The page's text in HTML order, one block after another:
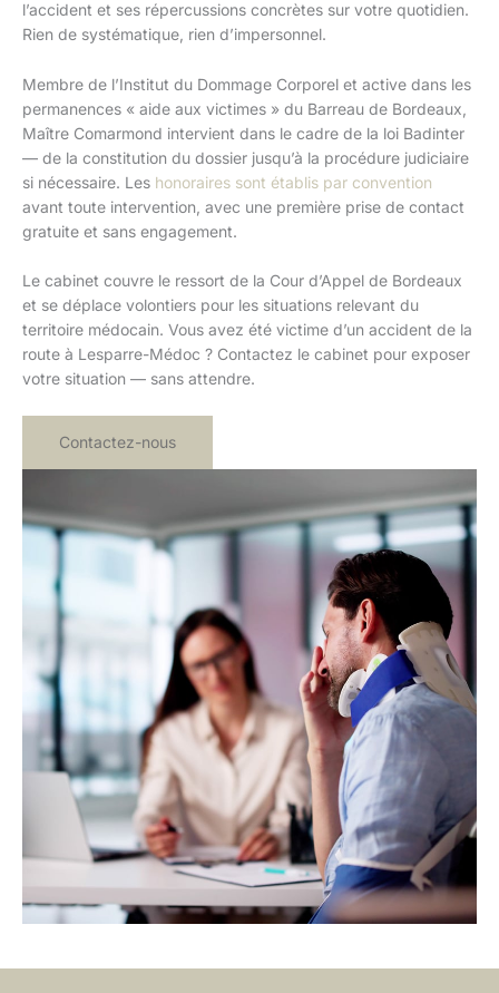
l’accident et ses répercussions concrètes sur votre quotidien.
Rien de systématique, rien d’impersonnel.
Membre de l’Institut du Dommage Corporel et active dans les
permanences « aide aux victimes » du Barreau de Bordeaux,
Maître Comarmond intervient dans le cadre de la loi Badinter
— de la constitution du dossier jusqu’à la procédure judiciaire
si nécessaire. Les honoraires sont établis par convention
avant toute intervention, avec une première prise de contact
gratuite et sans engagement.
Le cabinet couvre le ressort de la Cour d’Appel de Bordeaux
et se déplace volontiers pour les situations relevant du
territoire médocain. Vous avez été victime d’un accident de la
route à Lesparre-Médoc ? Contactez le cabinet pour exposer
votre situation — sans attendre.
Contactez-nous